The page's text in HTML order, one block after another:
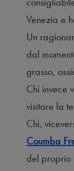
Venezia e
Un
dal
grasso,
Chi invece
visitare la
Chi,
Coumba
del proprio